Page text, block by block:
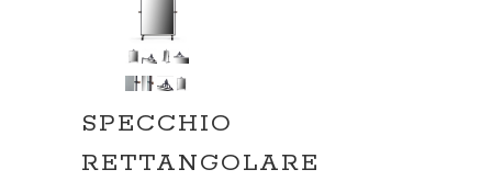
SPECCHIO
RETTANGOLARE